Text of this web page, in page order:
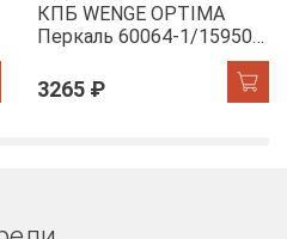
КПБ WENGE OPTIMA
Перкаль 60064-1/15950-
3265 ₽